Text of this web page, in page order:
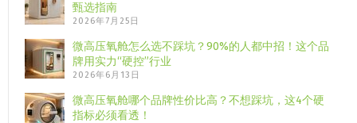
甄选指南
2026年7月25日
微高压氧舱怎么选不踩坑？90%的人都中招！这个品
牌用实力“硬控”行业
2026年6月13日
微高压氧舱哪个品牌性价比高？不想踩坑，这4个硬
指标必须看透！